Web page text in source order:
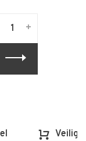
+
Veilig